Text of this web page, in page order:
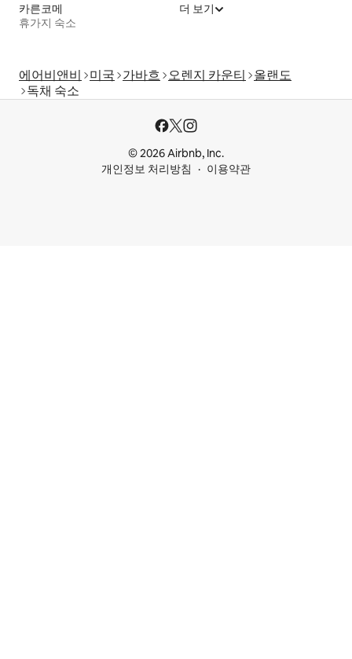
카른코메
휴가지 숙소
더 보기
에어비앤비 미국 가바흐 오렌지 카운티
올랜도
독채 숙소
© 2026 Airbnb, Inc.
개인정보 처리방침
이용약관